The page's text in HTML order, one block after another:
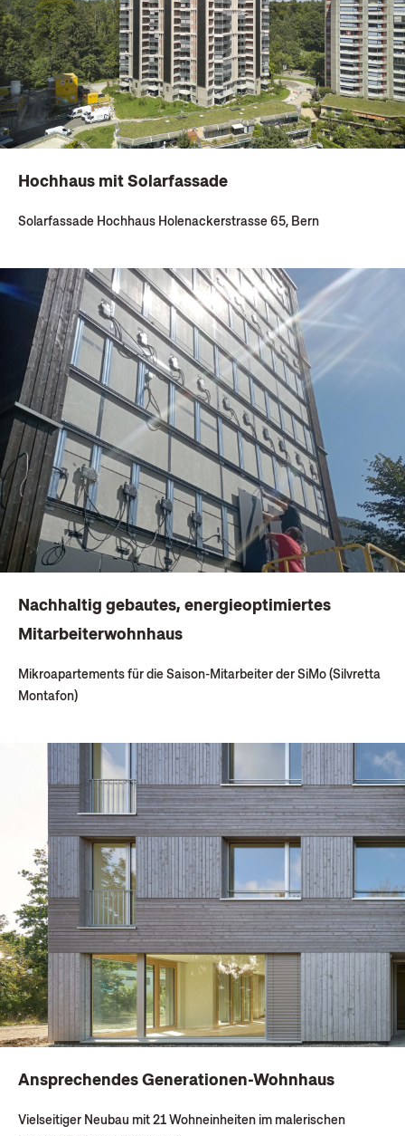
Hochhaus mit Solarfassade
Solarfassade Hochhaus Holenackerstrasse 65, Bern
Nachhaltig gebautes, energieoptimiertes
Mitarbeiterwohnhaus
Mikroapartements für die Saison-Mitarbeiter der SiMo (Silvretta
Montafon)
Ansprechendes Generationen-Wohnhaus
Vielseitiger Neubau mit 21 Wohneinheiten im malerischen